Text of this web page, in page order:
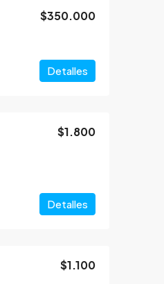
$350.000
Detalles
$1.800
Detalles
$1.100